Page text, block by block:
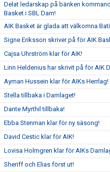
Delat ledarskap på bänken
Basket i SBL Dam!
AIK Basket är glada att välkomna
Signe Eriksson skriver på för AIK
Cajsa Uhrström klar för AIK!
Linn Heldenius har skrivit på för AIK
Ayman Hussein klar för AIKs Herrlag!
Stella tillbaka i Damlaget!
Dante Myrthil tillbaka!
Ebba Stenman klar för ny säsong!
David Cestic klar för AIK!
Lovisa Holmgren klar för AIKs
Sheriff och Elias först ut!